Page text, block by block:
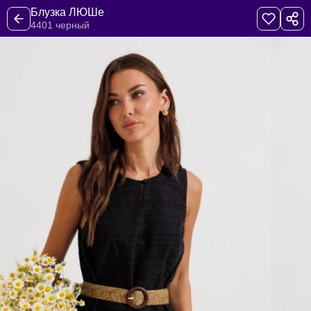
Блузка ЛЮШе
4401 черный